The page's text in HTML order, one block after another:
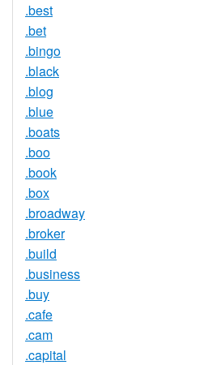
.best
.bet
.bingo
.black
.blog
.blue
.boats
.boo
.book
.box
.broadway
.broker
.build
.business
.buy
.cafe
.cam
.capital